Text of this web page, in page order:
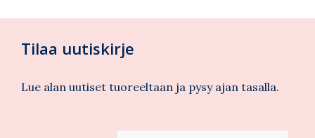
Tilaa uutiskirje
Lue alan uutiset tuoreeltaan ja pysy ajan tasalla.